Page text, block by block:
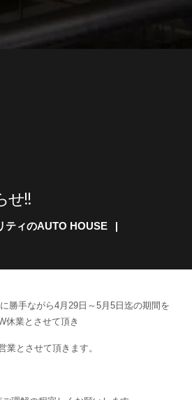
せ!!
ティのAUTO HOUSE
勝手ながら4月29日～5月5日迄の期間を
休業とさせて頂き
とさせて頂きます。